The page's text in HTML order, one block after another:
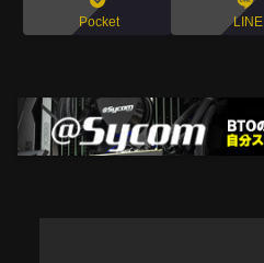
Pocket LINE